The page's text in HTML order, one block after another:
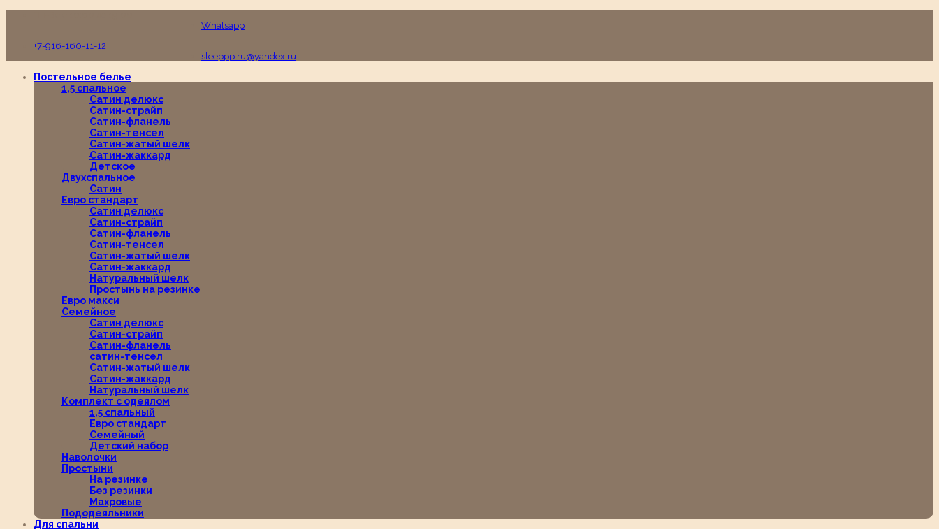
Whatsapp
+7-916-160-11-12
sleeppp.ru@yandex.ru
Постельное белье
1,5 спальное
Сатин делюкс
Сатин-страйп
Сатин-фланель
Сатин-тенсел
Сатин-жатый шелк
Сатин-жаккард
Детское
Двухспальное
Сатин
Евро стандарт
Сатин делюкс
Сатин-страйп
Сатин-фланель
Сатин-тенсел
Сатин-жатый шелк
Сатин-жаккард
Натуральный шелк
Простынь на резинке
Евро макси
Семейное
Сатин делюкс
Сатин-страйп
Сатин-фланель
сатин-тенсел
Сатин-жатый шелк
Сатин-жаккард
Натуральный шелк
Комплект с одеялом
1,5 спальный
Евро стандарт
Семейный
Детский набор
Наволочки
Простыни
На резинке
Без резинки
Махровые
Пододеяльники
Для спальни